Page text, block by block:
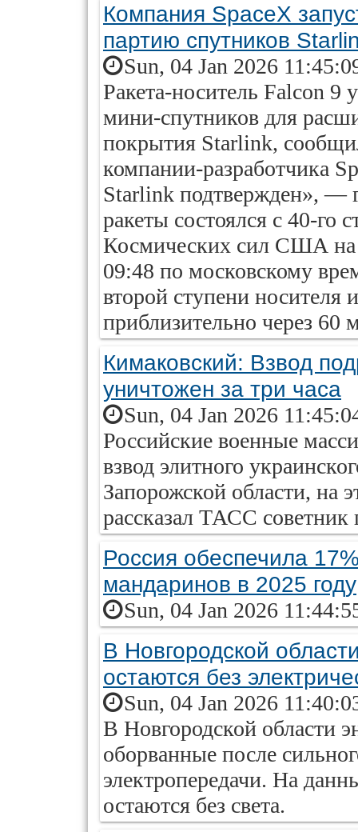
Компания SpaceX
партию спутников
Sun, 04 Jan 2026
Ракета-носитель Falcon 9
мини-спутников для
покрытия Starlink,
компании-разработчика
Starlink подтвержден», —
ракеты состоялся с 40-го
Космических сил США на
09:48 по московскому
второй ступени носителя
приблизительно через
Кимаковский: Взвод
уничтожен за три часа
Sun, 04 Jan 2026
Российские военные
взвод элитного
Запорожской области, на
рассказал ТАСС
Россия обеспечила
мандаринов в 2025 году
Sun, 04 Jan 2026
В Новгородской
остаются без
Sun, 04 Jan 2026
В Новгородской области
оборванные после
электропередачи. На
остаются без света.